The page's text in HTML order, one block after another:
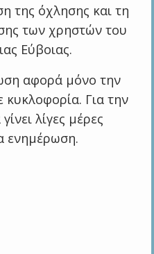
της όχλησης και τη
των χρηστών του
Εύβοιας.
αφορά μόνο την
Για την
λίγες μέρες
ενημέρωση.